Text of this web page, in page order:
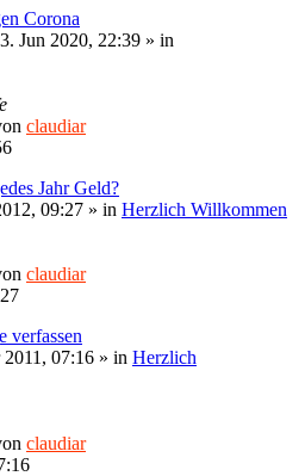
Corona
3. Jun 2020, 22:39 » in
claudiar
Jahr Geld?
09:27 » in Herzlich Willkommen
claudiar
verfassen
07:16 » in Herzlich
claudiar